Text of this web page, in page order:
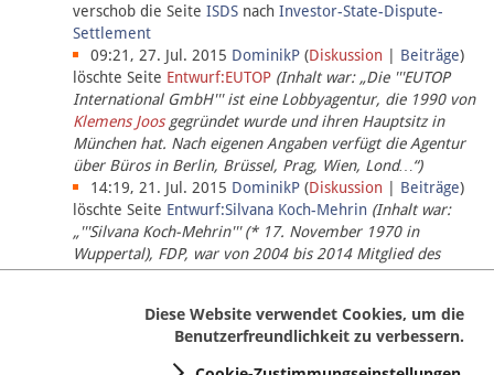
Impressum
verschob die Seite ISDS nach Investor-State-Dispute-
Settlement
09:21, 27. Jul. 2015 DominikP (Diskussion Beiträge)
löschte Seite Entwurf:EUTOP (Inhalt war: „Die '''EUTOP
International GmbH''' ist eine Lobbyagentur, die 1990 von
Klemens Joosgegründet wurde und ihren Hauptsitz in
München hat. Nach eigenen Angaben verfügt die Agentur
über Büros in Berlin, Brüssel, Prag, Wien, Lond…“)
14:19, 21. Jul. 2015 DominikP (Diskussion Beiträge)
löschte Seite Entwurf:Silvana Koch-Mehrin (Inhalt war:
„'''Silvana Koch-Mehrin''' (* 17. November 1970 in
Wuppertal), FDP, war von 2004 bis 2014 Mitglied des
Europäischen Parlaments, seit November 2014 ist sie für
Diese Website verwendet Cookies, um die
Benutzerfreundlichkeit zu verbessern.